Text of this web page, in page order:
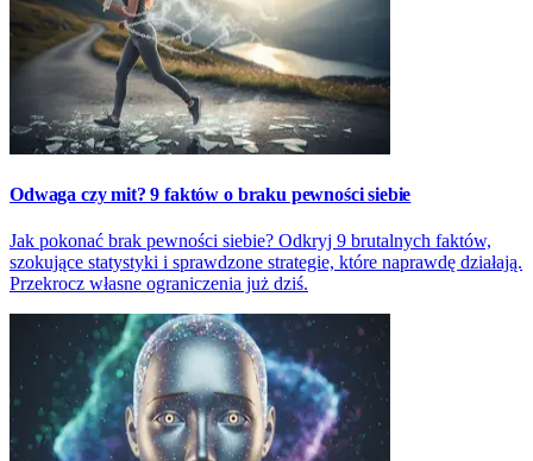
Odwaga czy mit? 9 faktów o braku pewności siebie
Jak pokonać brak pewności siebie? Odkryj 9 brutalnych faktów,
szokujące statystyki i sprawdzone strategie, które naprawdę działają.
Przekrocz własne ograniczenia już dziś.